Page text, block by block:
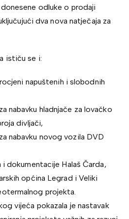
odluke o prodaji
dva nova natječaja za
ističu se i:
napuštenih i slobodnih
nabavku hladnjače za lovačko
divljači,
nabavku novog vozila DVD
dokumentacije Halaš Čarda,
općina Legrad i Veliki
projekta.
vijeća pokazala je nastavak